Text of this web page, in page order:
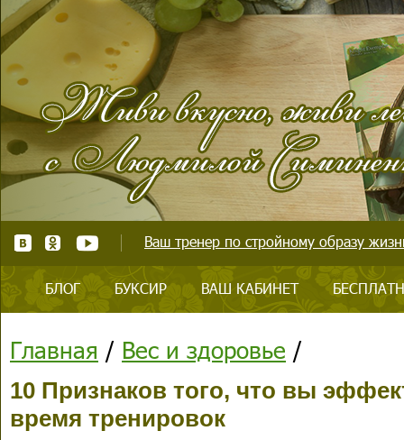
Ваш тренер по стройному образу
БЛОГ БУКСИР ВАШ КАБИНЕТ
Главная / Вес и здоровье /
10 Признаков того, что вы
время тренировок